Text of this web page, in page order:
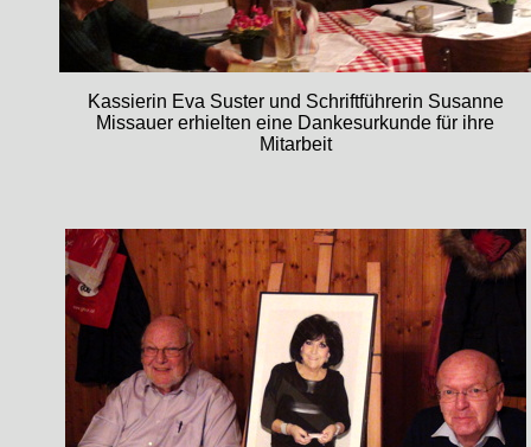
Kassierin Eva Suster und Schriftführerin Susanne
Missauer erhielten eine Dankesurkunde für ihre
Mitarbeit